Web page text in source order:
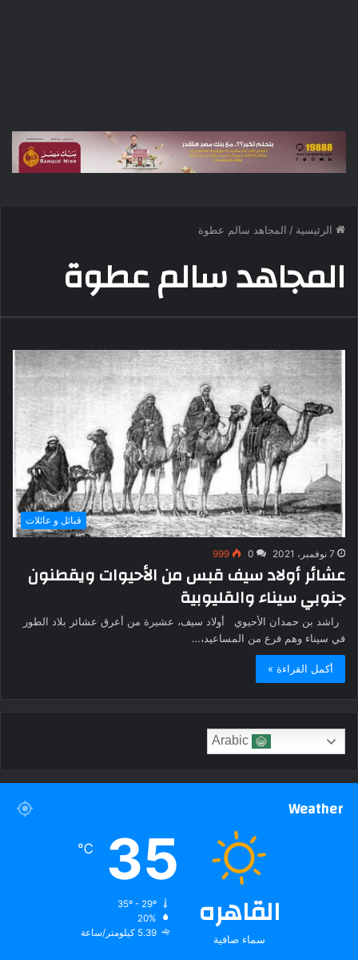
الرئيسية / المجاهد سالم عطوة
المجاهد سالم عطوة
قبائل و عائلات
7 نوفمبر، 2021 0
999
عشائر أولاد سيف قبس من الأحيوات ويقطنون
جنوبي سيناء والقليوبية
راشد بن حمدان الأحيوي أولاد سيف، عشيرة من أعرق عشائر بلاد الطور
في سيناء وهم فرع من المساعيد،…
أكمل القراءة »
Weather
القاهره
سماء صافية
35
℃
20%
5.39 كيلومتر/ساعة